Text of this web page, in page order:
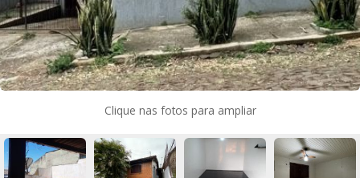
Clique nas fotos para ampliar